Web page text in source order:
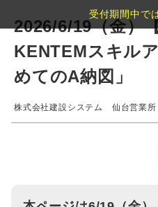
2026/6/19（金）
KENTEMスキル
めてのA納図」
株式会社建設システム 仙台営業所
受付期間中で